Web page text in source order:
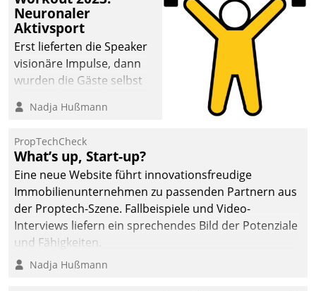
Neuronaler
Aktivsport
Erst lieferten die Speaker
visionäre Impulse, dann
wurden die Gäste selbst
methodisch
Quartier. Dazwischen
zeigte Datatrain, was es
Neues zu bieten hat.
Nadja Hußmann
PropTechCheck
What’s up, Start-up?
Eine neue Website führt innovationsfreudige
Immobilienunternehmen zu passenden Partnern aus
der Proptech-Szene. Fallbeispiele und Video-
Interviews liefern ein sprechendes Bild der Potenziale
und Fähigkeiten.
Nadja Hußmann